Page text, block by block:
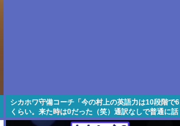
シカホワ守備コーチ「今の村上の英語力は10段階で6
くらい。来た時は0だった（笑）通訳なしで普通に話
してる」